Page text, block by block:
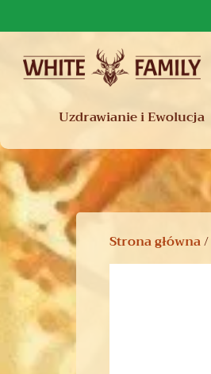
Uzdrawianie i Ewolucja
Strona główna/